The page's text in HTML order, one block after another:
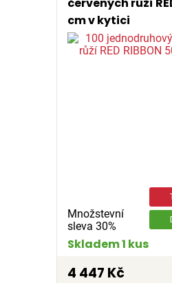
cm v kytici
Množstevní
sleva 30%
Skladem 1 kus
4 447 Kč